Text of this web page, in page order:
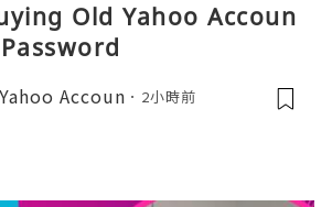
Old Yahoo Accoun
Accoun 2小時前